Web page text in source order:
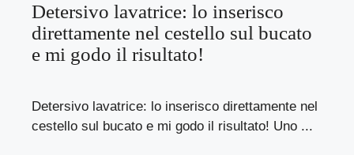
Detersivo lavatrice: lo inserisco
direttamente nel cestello sul bucato
e mi godo il risultato!
Detersivo lavatrice: lo inserisco direttamente nel
cestello sul bucato e mi godo il risultato! Uno ...